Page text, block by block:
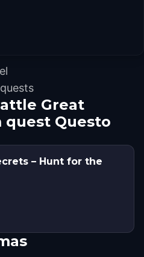
Great
quest Questo
– Hunt for the